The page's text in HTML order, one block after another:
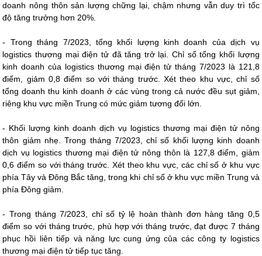
doanh nông thôn sản lượng chững lại, chậm nhưng vẫn duy trì tốc
độ tăng trưởng hơn 20%.
- Trong tháng 7/2023, tổng khối lượng kinh doanh của dịch vụ
logistics thương mại điện tử đã tăng trở lại. Chỉ số tổng khối lượng
kinh doanh của logistics thương mại điện tử tháng 7/2023 là 121,8
điểm, giảm 0,8 điểm so với tháng trước. Xét theo khu vực, chỉ số
tổng doanh thu kinh doanh ở các vùng trong cả nước đều sụt giảm,
riêng khu vực miền Trung có mức giảm tương đối lớn.
- Khối lượng kinh doanh dịch vụ logistics thương mại điện tử nông
thôn giảm nhẹ. Trong tháng 7/2023, chỉ số khối lượng kinh doanh
dịch vụ logistics thương mại điện tử nông thôn là 127,8 điểm, giảm
0,6 điểm so với tháng trước. Xét theo khu vực, các chỉ số ở khu vực
phía Tây và Đông Bắc tăng, trong khi chỉ số ở khu vực miền Trung và
phía Đông giảm.
- Trong tháng 7/2023, chỉ số tỷ lệ hoàn thành đơn hàng tăng 0,5
điểm so với tháng trước, phù hợp với tháng trước, đạt được 7 tháng
phục hồi liên tiếp và năng lực cung ứng của các công ty logistics
thương mại điện tử tiếp tục tăng.